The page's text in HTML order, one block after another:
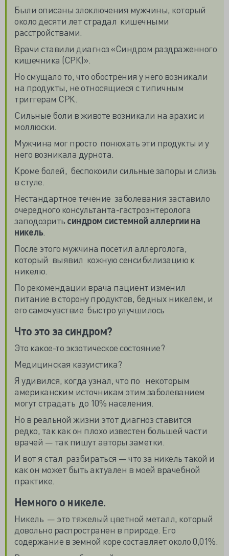
Были описаны злоключения мужчины, который
около десяти лет страдал кишечными
расстройствами.
Врачи ставили диагноз «Синдром раздраженного
кишечника (СРК)».
Но смущало то, что обострения у него возникали
на продукты, не относящиеся с типичным
триггерам СРК.
Сильные боли в животе возникали на арахис и
моллюски.
Мужчина мог просто понюхать эти продукты и у
него возникала дурнота.
Кроме болей, беспокоили сильные запоры и слизь
в стуле.
Нестандартное течение заболевания заставило
очередного консультанта-гастроэнтеролога
заподозрить синдром системной аллергии на
никель.
После этого мужчина посетил аллерголога,
который выявил кожную сенсибилизацию к
никелю.
По рекомендации врача пациент изменил
питание в сторону продуктов, бедных никелем, и
его самочувствие быстро улучшилось
Что это за синдром?
Это какое-то экзотическое состояние?
Медицинская казуистика?
Я удивился, когда узнал, что по некоторым
американским источникам этим заболеванием
могут страдать до 10% населения.
Но в реальной жизни этот диагноз ставится
редко, так как он плохо известен большей части
врачей — так пишут авторы заметки.
И вот я стал разбираться — что за никель такой и
как он может быть актуален в моей врачебной
практике.
Немного о никеле.
Никель — это тяжелый цветной металл, который
довольно распространен в природе. Его
содержание в земной коре составляет около 0,01%.